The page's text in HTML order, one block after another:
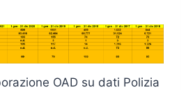
OAD su dati Polizia